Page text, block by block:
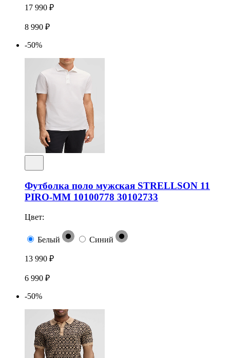
17 990 ₽
8 990 ₽
-50%
Футболка поло мужская STRELLSON 11
PIRO-MM 10100778 30102733
Цвет:
Белый Синий
13 990 ₽
6 990 ₽
-50%